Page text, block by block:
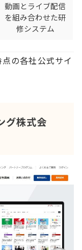
動画とライブ配信
を組み合わせた研
修システム
の各社公式サイ
株式会